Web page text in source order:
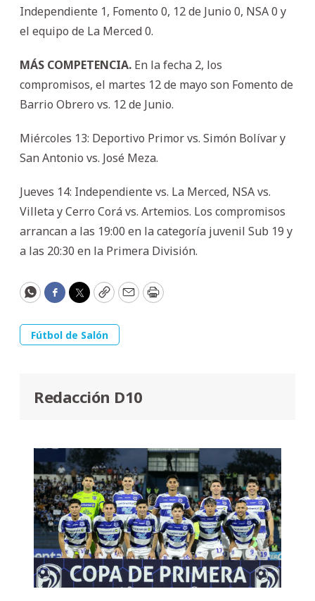
Independiente 1, Fomento 0, 12 de Junio 0, NSA 0 y
el equipo de La Merced 0.
MÁS COMPETENCIA. En la fecha 2, los
compromisos, el martes 12 de mayo son Fomento de
Barrio Obrero vs. 12 de Junio.
Miércoles 13: Deportivo Primor vs. Simón Bolívar y
San Antonio vs. José Meza.
Jueves 14: Independiente vs. La Merced, NSA vs.
Villeta y Cerro Corá vs. Artemios. Los compromisos
arrancan a las 19:00 en la categoría juvenil Sub 19 y
a las 20:30 en la Primera División.
WhatsApp
Facebook
Twitter
CopyEmailPrint
Fútbol de Salón
Redacción D10